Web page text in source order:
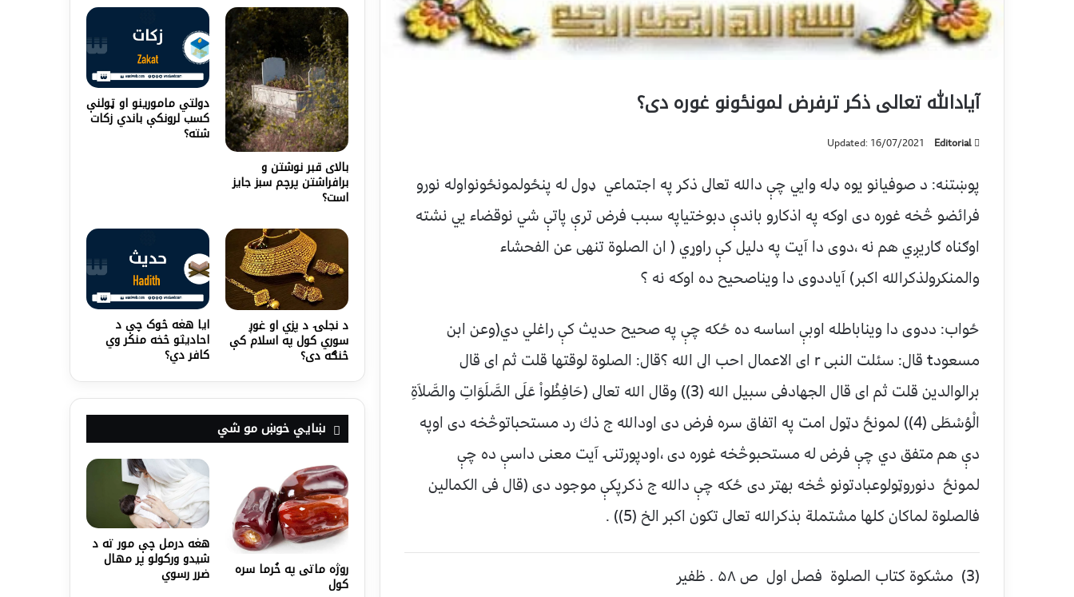
آيادالله تعالى ذكر ترفرض لمونځونو غوره دى؟
Editorial
Updated: 16/07/2021
پوښتنه: د صوفيانو يوه ډله وايي چې دالله تعالى ذكر په اجتماعي ډول له پنځولمونځونواوله نورو
فرائضو څخه غوره دى اوكه په اذكارو باندې دبوختياپه سبب فرض ترې پاتې شي نوقضاء يي نشته
اوګناه ګاريږي هم نه ،دوى دا آيت په دليل كې راوړي ( ان الصلوة تنهى عن الفحشاء
والمنكرولذكرالله اكبر) آياددوى دا ويناصحيح ده اوكه نه ؟
ځواب: ددوى دا ويناباطله اوبې اساسه ده ځكه چې په صحيح حديث كې راغلي دي(وعن ابن
مسعودt قال: سئلت النبى r اى الاعمال احب الى الله ؟قال: الصلوة لوقتها قلت ثم اى قال
برالوالدين قلت ثم اى قال الجهادفى سبيل الله (3)) وقال الله تعالى (حَافِظُواْ عَلَى الصَّلَوَاتِ والصَّلاَةِ
الْوُسْطَى (4)) لمونځ دټول امت په اتفاق سره فرض دى اودالله ج ذك رد مستحباتوڅخه دى اوپه
دې هم متفق دي چې فرض له مستحبوڅخه غوره دى ،اودپورتنۍ آيت معنى داسې ده چې
لمونځ دنوروټولوعبادتونو څخه بهتر دى ځكه چې دالله ج ذكرپكې موجود دى (قال فى الكمالين
فالصلوة لماكان كلها مشتملة بذكرالله تعالى تكون اكبر الخ (5)) .
(3) مشكوة كتاب الصلوة فصل اول ص ۵۸ . ظفير
بالای قبر نوشتن و
برافراشتن پرچم سبز جایز
است؟
دولتي مامورینو او ټولنې
کسب لرونکې باندي زکات
شته؟
د نجلۍ د پزي او غوږ
سوري کول په اسلام کې
څنګه دی؟
ایا هغه څوک چې د
احادیثو څخه منکر وي
کافر دي؟
ښايي خوښ مو شي
روژه ماتی په خُرما سره
کول
هغه درمل چې مور ته د
شیدو ورکولو پر مهال
ضرر رسوي